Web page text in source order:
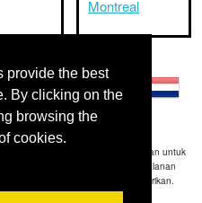
provide the best
By clicking on the
browsing the
cookies.
Montreal
ini adalah perkiraan terbaik kami dan untuk
jawab untuk setiap perjalanan
dihasilkan dari informasi yang diberikan.